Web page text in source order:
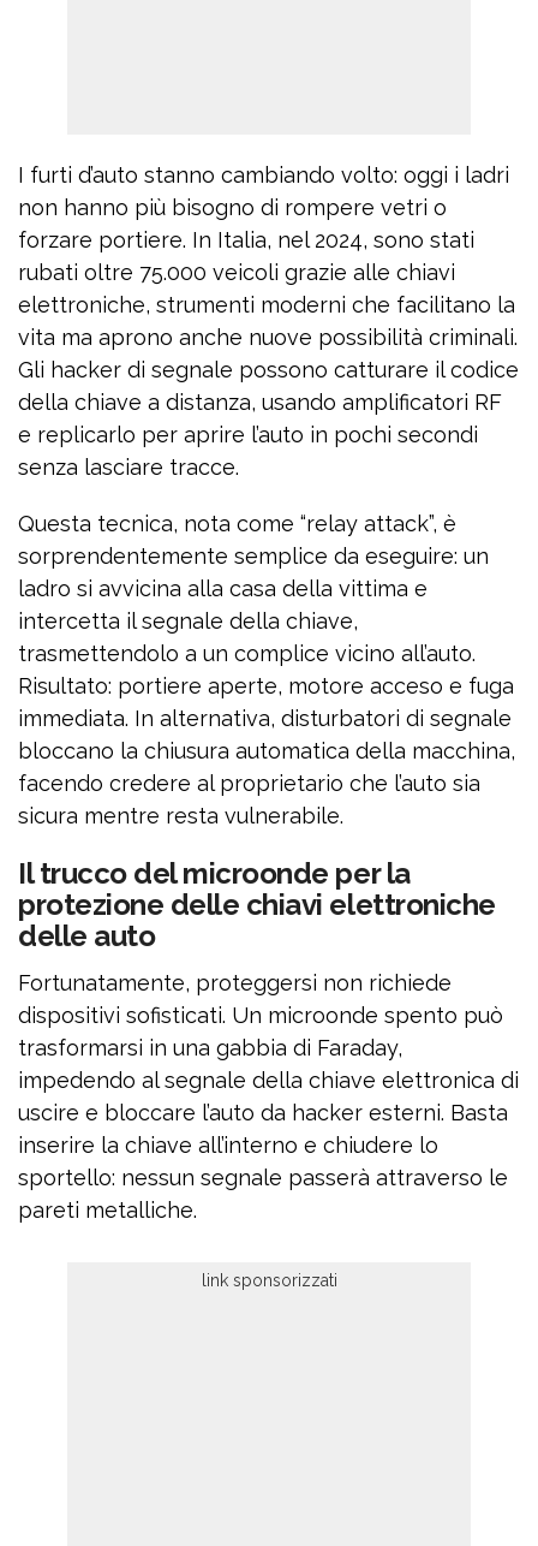
I furti d’auto stanno cambiando volto: oggi i ladri
non hanno più bisogno di rompere vetri o
forzare portiere. In Italia, nel 2024, sono stati
rubati oltre 75.000 veicoli grazie alle chiavi
elettroniche, strumenti moderni che facilitano la
vita ma aprono anche nuove possibilità criminali.
Gli hacker di segnale possono catturare il codice
della chiave a distanza, usando amplificatori RF
e replicarlo per aprire l’auto in pochi secondi
senza lasciare tracce.
Questa tecnica, nota come “relay attack”, è
sorprendentemente semplice da eseguire: un
ladro si avvicina alla casa della vittima e
intercetta il segnale della chiave,
trasmettendolo a un complice vicino all’auto.
Risultato: portiere aperte, motore acceso e fuga
immediata. In alternativa, disturbatori di segnale
bloccano la chiusura automatica della macchina,
facendo credere al proprietario che l’auto sia
sicura mentre resta vulnerabile.
Il trucco del microonde per la
protezione delle chiavi elettroniche
delle auto
Fortunatamente, proteggersi non richiede
dispositivi sofisticati. Un microonde spento può
trasformarsi in una gabbia di Faraday,
impedendo al segnale della chiave elettronica di
uscire e bloccare l’auto da hacker esterni. Basta
inserire la chiave all’interno e chiudere lo
sportello: nessun segnale passerà attraverso le
pareti metalliche.